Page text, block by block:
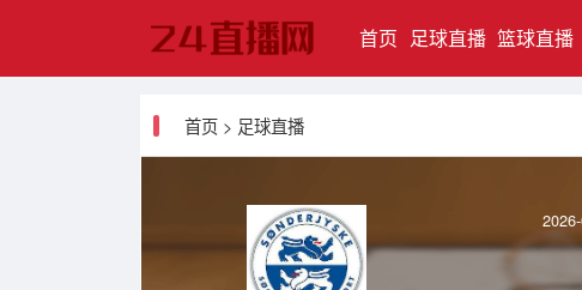
首页 (current)
足球直播 篮球直播
首页 > 足球直播